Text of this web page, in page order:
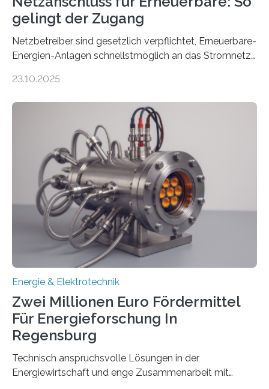
gelingt der Zugang
Netzbetreiber sind gesetzlich verpflichtet, Erneuerbare-
Energien-Anlagen schnellstmöglich an das Stromnetz
ermöglichen. Doch der dafür nötige Netzausbau hinkt
einem „Anschlussstau“. Die Stiftung
Umweltenergierecht hat den Rechtsrahmen in einem
neuen Bericht für die Praxis eingeordnet – inklusive der
Rolle von flexiblen Netzanschlussvereinbarungen. Der
Netzanschluss von Erneuerbare-Energien-Anlagen
(EE-Anlagen) ist entscheidend für die Energiewende.
Denn ohne Anschluss an das Netz kann kein Strom
eingespeist werden. Nach dem Erneuerbare-Energien-
Gesetz (EEG) sind Netzbetreiber…
23.10.2025
Energie & Elektrotechnik
Zwei Millionen Euro Fördermittel
Für Energieforschung In
Regensburg
Technisch anspruchsvolle Lösungen in der
Energiewirtschaft und enge Zusammenarbeit mit